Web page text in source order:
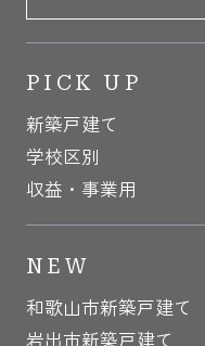
PICK UP
新築戸建て
学校区別
収益・事業用
NEW
和歌山市新築戸建て
岩出市新築戸建て